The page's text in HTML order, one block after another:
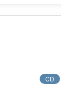
CD